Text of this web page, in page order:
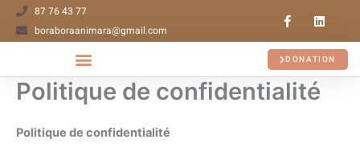
Aller
87 76 43 77
boraboraanimara@gmail.com
F
a
e
b
o
o
k
i
k
e
d
i
n
DONATION
Politique de confidentialité
Politique de confidentialité